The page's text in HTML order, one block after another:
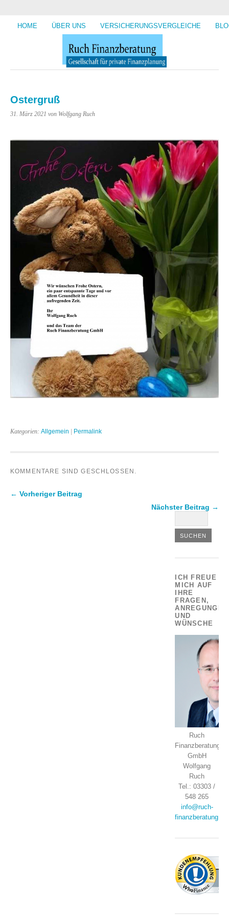
HOME ÜBER UNS VERSICHERUNGSVERGLEICHE
Ostergruß
31. März 2021 von Wolfgang Ruch
Kategorien: Allgemein Permalink
KOMMENTARE SIND GESCHLOSSEN.
← Vorheriger Beitrag
Nächster Beitrag →
ICH FREUE
MICH AUF
IHRE
FRAGEN,
ANREGUNGEN
UND
WÜNSCHE
Ruch
Finanzberatung
GmbH
Wolfgang
Ruch
Tel.: 03303 /
548 265
info@ruch-
finanzberatung.de